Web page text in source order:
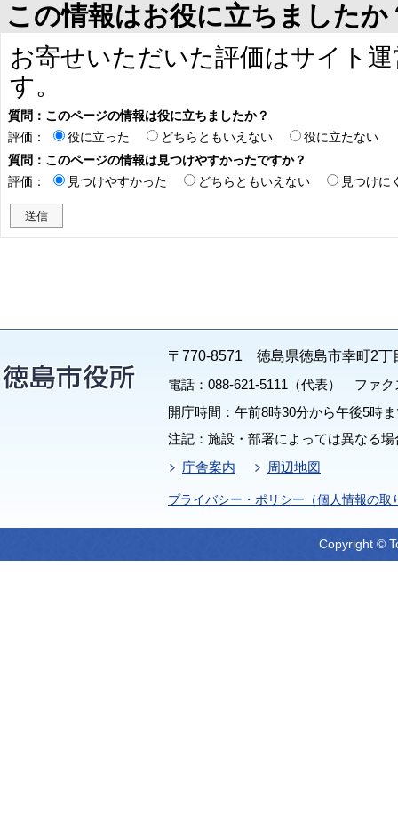
この情報はお役に立ちましたか
お寄せいただいた評価はサイト
す。
質問：このページの情報は役に立ちましたか？
評価：
役に立った どちらともいえない
役に立たない
質問：このページの情報は見つけやすかったですか？
評価：
見つけやすかった どちらともいえない 見つけに
〒770-8571 徳島県徳島市幸町2丁
電話：088-621-5111（代表） ファク
開庁時間：午前8時30分から午後5時
注記：施設・部署によっては異なる
庁舎案内
周辺地図
プライバシー・ポリシー（個人情報の取
Copyright ©